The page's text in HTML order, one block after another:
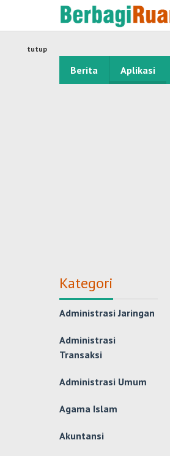
Berita Aplikasi
tutup
Kategori
Administrasi Jaringan
Administrasi
Transaksi
Administrasi Umum
Agama Islam
Akuntansi